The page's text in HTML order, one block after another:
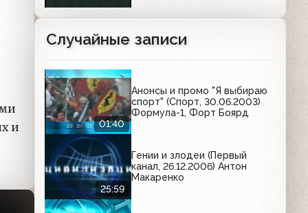
и
Случайные записи
01:40
Анонсы и промо "Я выбираю
спорт" (Спорт, 30.06.2003)
Формула-1, Форт Боярд
25:59
Гении и злодеи (Первый
канал, 26.12.2006) Антон
Макаренко